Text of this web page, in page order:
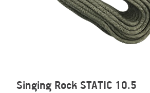
Singing Rock STATIC 10.5